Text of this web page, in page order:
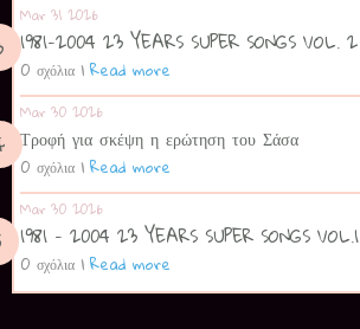
Mar 31 2026
1981-2004 23 YEARS SUPER SONGS VOL. 2
0 σχόλια | Read more
Mar 30 2026
Τροφή για σκέψη η ερώτηση του Σάσα
0 σχόλια | Read more
Mar 30 2026
1981 - 2004 23 YEARS SUPER SONGS VOL.1
0 σχόλια | Read more